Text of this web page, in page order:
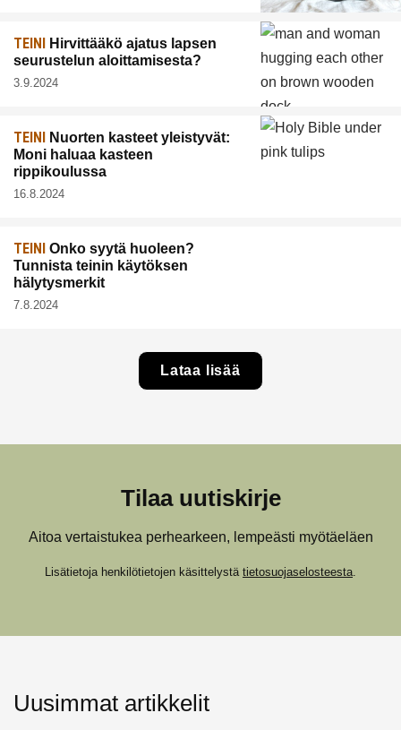
TEINI Hirvittääkö ajatus lapsen
seurustelun aloittamisesta?
3.9.2024
TEINI Nuorten kasteet yleistyvät:
Moni haluaa kasteen
rippikoulussa
16.8.2024
TEINI Onko syytä huoleen?
Tunnista teinin käytöksen
hälytysmerkit
7.8.2024
Lataa lisää
Tilaa uutiskirje
Aitoa vertaistukea perhearkeen, lempeästi myötäeläen
Lisätietoja henkilötietojen käsittelystä tietosuojaselosteesta
Uusimmat artikkelit